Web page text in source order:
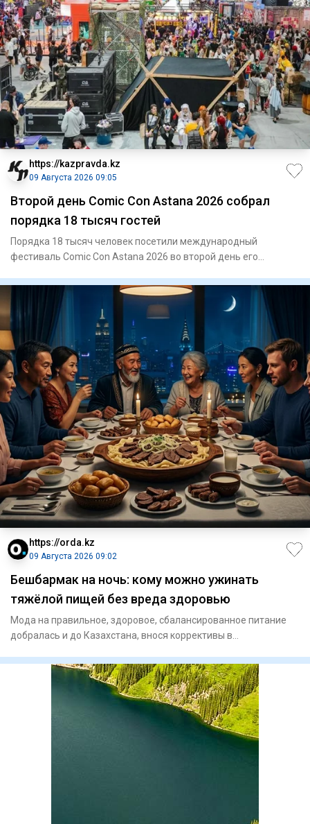
https://kazpravda.kz
09 Августа 2026 09:05
Второй день Comic Con Astana 2026 собрал
порядка 18 тысяч гостей
Порядка 18 тысяч человек посетили международный
фестиваль Comic Con Astana 2026 во второй день его
https://orda.kz
09 Августа 2026 09:02
Бешбармак на ночь: кому можно ужинать
тяжёлой пищей без вреда здоровью
Мода на правильное, здоровое, сбалансированное питание
добралась и до Казахстана, внося коррективы в